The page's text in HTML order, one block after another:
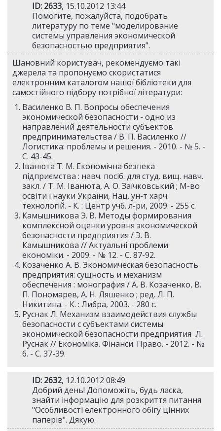
ID: 2633, 15.10.2012 13:44
Помогите, пожалуйста, подобрать
литературу по теме "моделирование
системы управления экономической
безопасностью предприятия".
Шановний користувач, рекомендуємо такі
джерела та пропонуємо скористатися
електронним каталогом нашої бібліотеки для
самостійного підбору потрібної літератури:
Василенко В. П. Вопросы обеспечения
экономической безопасности - одно из
направлений деятельности субъектов
предпринимательства / В. П. Василенко //
Логистика: проблемы и решения. - 2010. - № 5. -
С. 43-45.
Іванюта Т. М. Економічна безпека
підприємства : навч. посіб. для студ. вищ. навч.
закл. / Т. М. Іванюта, А. О. Заїчковський ; М-во
освіти і науки України, Нац. ун-т харч.
технологій. - К. : Центр учб. л-ри, 2009. - 255 с.
Камышникова Э. В. Методы формирования
комплексной оценки уровня экономической
безопасности предприятия / Э. В.
Камышникова // Актуальні проблеми
економіки. - 2009. - № 12. - С. 87-92.
Козаченко А. В. Экономическая безопасность
предприятия: сущность и механизм
обеспечения : монография / А. В. Козаченко, В.
П. Пономарев, А. Н. Ляшенко ; ред. Л. П.
Никитина. - К. : Либра, 2003. - 280 с.
Руснак Л. Механизм взаимодействия службы
безопасности с субъектами системы
экономической безопасности предприятия Л.
Руснак // Економіка. Фінанси. Право. - 2012. - №
6. - С. 37-39.
ID: 2632, 12.10.2012 08:49
Добрий день! Допоможіть, будь ласка,
знайти інформацію для розкриття питання
"Особливості електронного обігу цінних
паперів". Дякую.